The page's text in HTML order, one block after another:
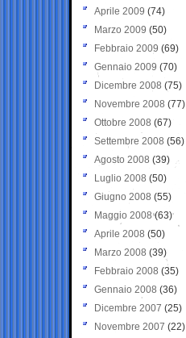
Aprile 2009 (74)
Marzo 2009 (50)
Febbraio 2009 (69)
Gennaio 2009 (70)
Dicembre 2008 (75)
Novembre 2008 (77)
Ottobre 2008 (67)
Settembre 2008 (56)
Agosto 2008 (39)
Luglio 2008 (50)
Giugno 2008 (55)
Maggio 2008(63)
Aprile 2008 (50)
Marzo 2008 (39)
Febbraio 2008 (35)
Gennaio 2008 (36)
Dicembre 2007 (25)
Novembre 2007 (22)